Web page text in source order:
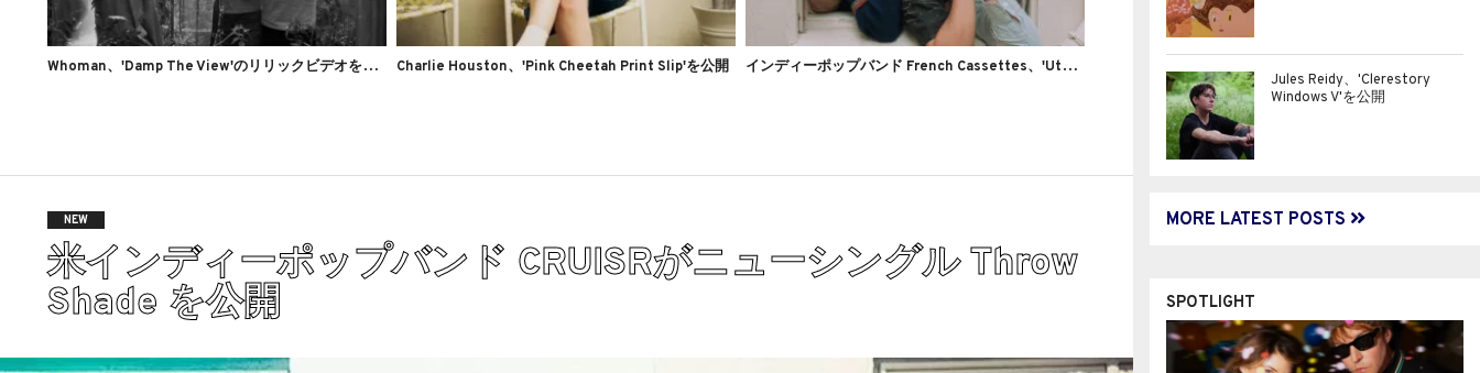
W
homan、'Damp The View'のリリックビデオを公開 Charlie Houston、'Pink Cheetah Print Slip'を公開 イ
ンディーポップバンド French Cassettes、'Utah'のMVを公開
Jules Reidy、'Clerestory
Windows V'を公開
MORE LATEST POSTS